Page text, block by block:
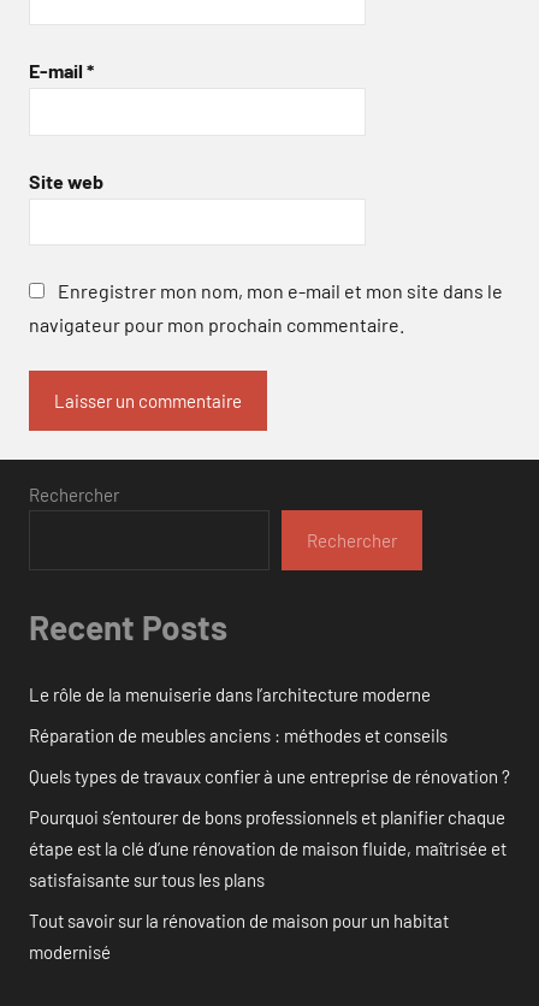
E-mail *
Site web
Enregistrer mon nom, mon e-mail et mon site dans le
navigateur pour mon prochain commentaire.
Rechercher
Rechercher
Recent Posts
Le rôle de la menuiserie dans l’architecture moderne
Réparation de meubles anciens : méthodes et conseils
Quels types de travaux confier à une entreprise de rénovation ?
Pourquoi s’entourer de bons professionnels et planifier chaque
étape est la clé d’une rénovation de maison fluide, maîtrisée et
satisfaisante sur tous les plans
Tout savoir sur la rénovation de maison pour un habitat
modernisé